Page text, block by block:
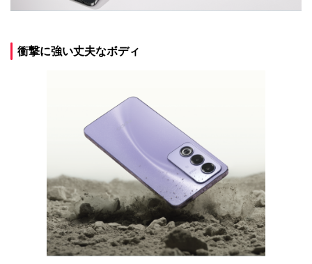
衝撃に強い丈夫なボディ